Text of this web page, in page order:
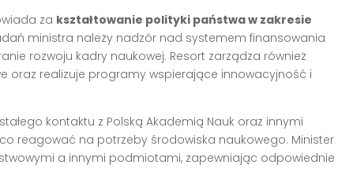
za kształtowanie polityki państwa w zakresie
ministra należy nadzór nad systemem finansowania
rozwoju kadry naukowej. Resort zarządza również
oraz realizuje programy wspierające innowacyjność i
kontaktu z Polską Akademią Nauk oraz innymi
reagować na potrzeby środowiska naukowego. Minister
a innymi podmiotami, zapewniając odpowiednie